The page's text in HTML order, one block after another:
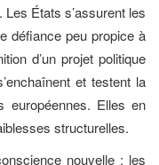
États s’assurent les
défiance peu propice à
d’un projet politique
et testent la
européennes. Elles en
structurelles.
nouvelle : les